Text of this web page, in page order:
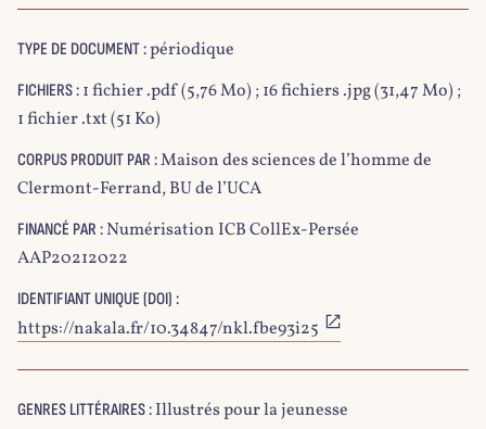
TYPE DE DOCUMENT :périodique
FICHIERS : 1 fichier .pdf (5,76 Mo) ; 16 fichiers .jpg (31,47 Mo) ;
1 fichier .txt (51 Ko)
CORPUS PRODUIT PAR :Maison des sciences de l’homme de
Clermont-Ferrand, BU de l’UCA
FINANCÉ PAR : Numérisation ICB CollEx-Persée
AAP20212022
IDENTIFIANT UNIQUE (DOI) :
https://nakala.fr/10.34847/nkl.fbe93i25
GENRES LITTÉRAIRES : Illustrés pour la jeunesse